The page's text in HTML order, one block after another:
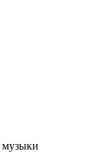
музыки